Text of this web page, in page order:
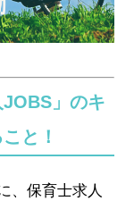
」のキ
と！
、保育士求人